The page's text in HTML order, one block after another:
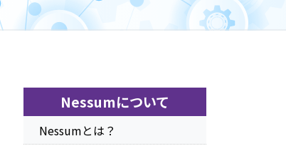
Nessumについて
Nessumとは？